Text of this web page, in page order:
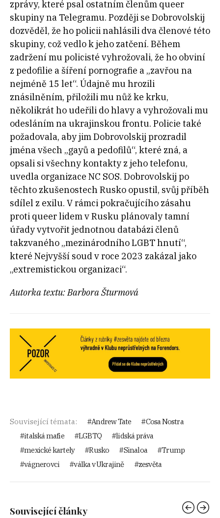
zprávy, které psal ostatním členům queer
skupiny na Telegramu. Později se Dobrovolskij
dozvěděl, že ho policii nahlásili dva členové této
skupiny, což vedlo k jeho zatčení. Během
zadržení mu policisté vyhrožovali, že ho obviní
z pedofilie a šíření pornografie a „zavřou na
nejméně 15 let“. Údajně mu hrozili
znásilněním, přiložili mu nůž ke krku,
několikrát ho udeřili do hlavy a vyhrožovali mu
odesláním na ukrajinskou frontu. Policie také
požadovala, aby jim Dobrovolskij prozradil
jména všech „gayů a pedofilů“, které zná, a
opsali si všechny kontakty z jeho telefonu,
uvedla organizace NC SOS. Dobrovolskij po
těchto zkušenostech Rusko opustil, svůj příběh
sdílel z exilu. V rámci pokračujícího zásahu
proti queer lidem v Rusku plánovaly tamní
úřady vytvořit jednotnou databázi členů
takzvaného „mezinárodního LGBT hnutí“,
které Nejvyšší soud v roce 2023 zakázal jako
„extremistickou organizaci“.
Autorka textu: Barbora Šturmová
Související témata: Andrew Tate
Cosa Nostra
italská mafie
LGBTQ
lidská práva
mexické kartely
Rusko Sinaloa
Trump
vágnerovci
válka v Ukrajině zesvěta
Související články